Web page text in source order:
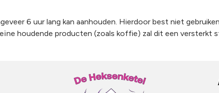
6 uur lang kan aanhouden. Hierdoor best niet
houdende producten (zoals koffie) zal dit een versterkt